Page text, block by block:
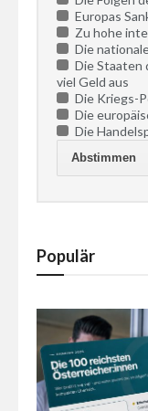
Europas
Zu hohe
Die
Die Staaten
viel Geld aus
Die Kriegs-
Die
Die
Populär